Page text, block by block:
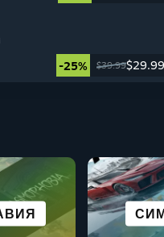
-25% $39.99$29.99